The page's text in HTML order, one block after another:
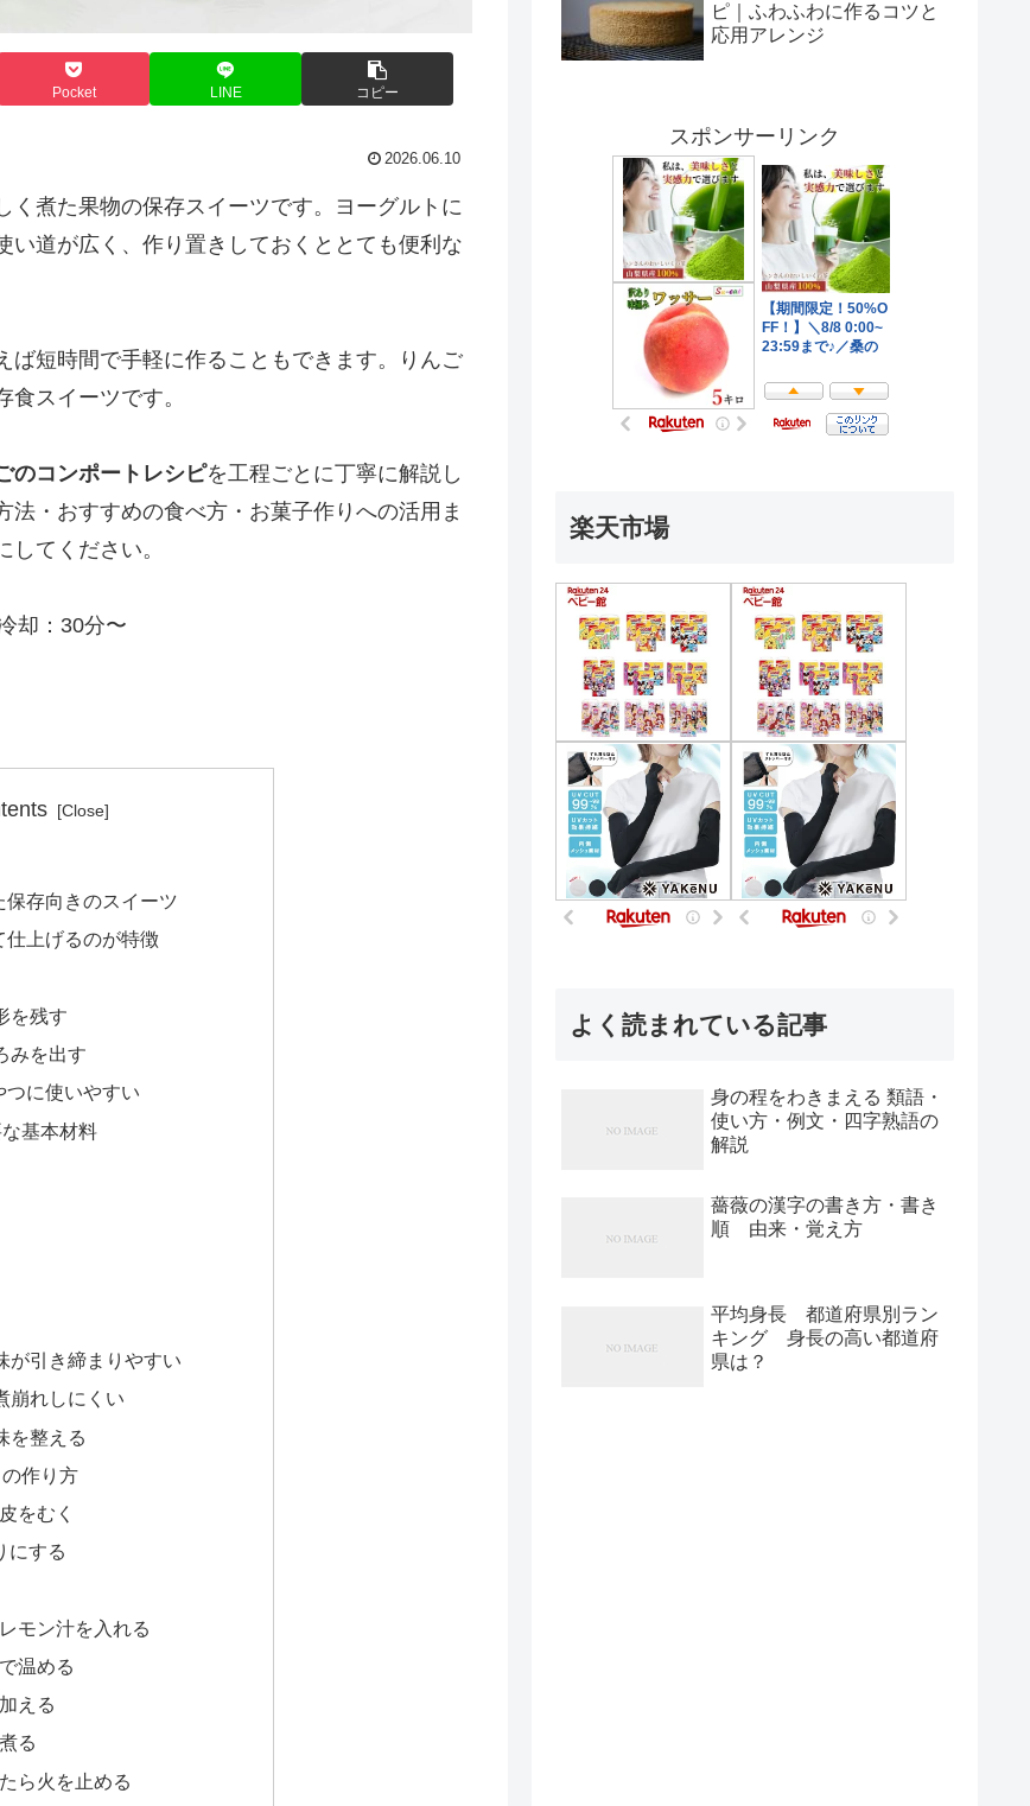
Pocket LINE コピー
2026.06.10
く煮た果物の保存スイーツです。ヨーグルトに
道が広く、作り置きしておくととても便利な
短時間で手軽に作ることもできます。りんご
スイーツです。
のコンポートレシピを工程ごとに丁寧に解説し
・おすすめの食べ方・お菓子作りへの活用ま
てください。
却：30分〜
保存向きのスイーツ
仕上げるのが特徴
を残す
みを出す
に使いやすい
基本材料
が引き締まりやすい
崩れしにくい
を整える
作り方
をむく
にする
モン汁を入れる
温める
える
る
ら火を止める
ピ｜ふわふわに作るコツと
応用アレンジ
スポンサーリンク
楽天市場
よく読まれている記事
身の程をわきまえる 類語・
使い方・例文・四字熟語の
解説
薔薇の漢字の書き方・書き
順 由来・覚え方
平均身長 都道府県別ラン
キング 身長の高い都道府
県は？